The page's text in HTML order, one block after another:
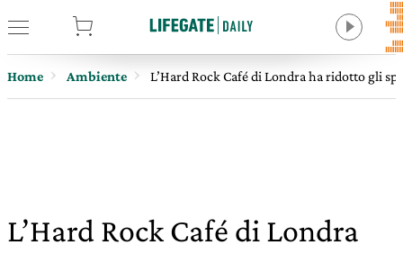
Home Ambiente L’Hard Rock Café di Londra ha ridotto gli
L’Hard Rock Café di Londra